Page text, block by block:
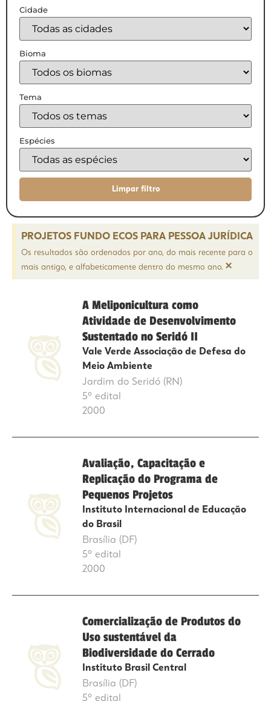
Cidade
Bioma
Tema
Espécies
PROJETOS FUNDO ECOS PARA PESSOA JURÍDICA
Os resultados são ordenados por ano, do mais recente para o
mais antigo, e alfabeticamente dentro do mesmo ano. ×
A Meliponicultura como
Atividade de Desenvolvimento
Sustentado no Seridó II
Vale Verde Associação de Defesa do
Meio Ambiente
Jardim do Seridó (RN)
5º edital
2000
Avaliação, Capacitação e
Replicação do Programa de
Pequenos Projetos
Instituto Internacional de Educação
do Brasil
Brasília (DF)
5º edital
2000
Comercialização de Produtos do
Uso sustentável da
Biodiversidade do Cerrado
Instituto Brasil Central
Brasília (DF)
5º edital